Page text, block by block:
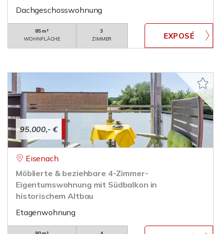
Dachgeschosswohnung
85 m²
WOHNFLÄCHE
3
ZIMMER
95.000,- €
Eisenach
Möblierte & beziehbare 4-Zimmer-
Eigentumswohnung mit Südbalkon in
historischem Altbau
Etagenwohnung